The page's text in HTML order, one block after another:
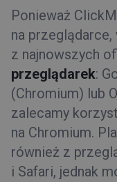
Ponieważ
na
z najnowszych
przeglądarek:
(Chromium) lub
zalecamy
na Chromium.
również z
i Safari, jednak